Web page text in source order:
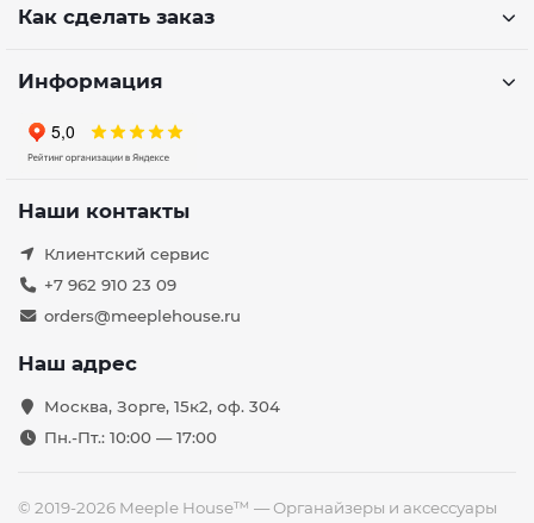
Как сделать заказ
Информация
Наши контакты
Клиентский сервис
+7 962 910 23 09
orders@meeplehouse.ru
Наш адрес
Москва, Зорге, 15к2, оф. 304
Пн.-Пт.: 10:00 — 17:00
© 2019-2026 Meeple House™ — Органайзеры и аксессуары